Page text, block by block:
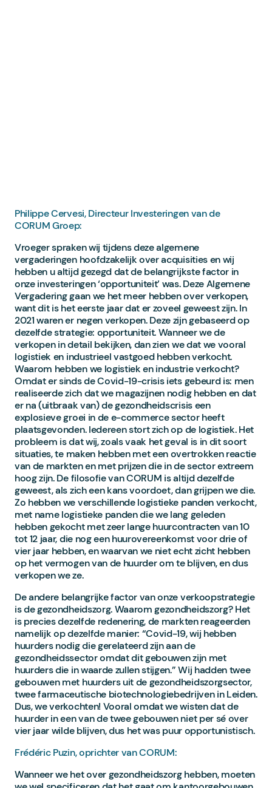
Philippe Cervesi, Directeur Investeringen van de
CORUM Groep:
Vroeger spraken wij tijdens deze algemene
vergaderingen hoofdzakelijk over acquisities en wij
hebben u altijd gezegd dat de belangrijkste factor in
onze investeringen ‘opportuniteit’ was. Deze Algemene
Vergadering gaan we het meer hebben over verkopen,
want dit is het eerste jaar dat er zoveel geweest zijn. In
2021 waren er negen verkopen. Deze zijn gebaseerd op
dezelfde strategie: opportuniteit. Wanneer we de
verkopen in detail bekijken, dan zien we dat we vooral
logistiek en industrieel vastgoed hebben verkocht.
Waarom hebben we logistiek en industrie verkocht?
Omdat er sinds de Covid-19-crisis iets gebeurd is: men
realiseerde zich dat we magazijnen nodig hebben en dat
er na (uitbraak van) de gezondheidscrisis een
explosieve groei in de e-commerce sector heeft
plaatsgevonden. Iedereen stort zich op de logistiek. Het
probleem is dat wij, zoals vaak het geval is in dit soort
situaties, te maken hebben met een overtrokken reactie
van de markten en met prijzen die in de sector extreem
hoog zijn. De filosofie van CORUM is altijd dezelfde
geweest, als zich een kans voordoet, dan grijpen we die.
Zo hebben we verschillende logistieke panden verkocht,
met name logistieke panden die we lang geleden
hebben gekocht met zeer lange huurcontracten van 10
tot 12 jaar, die nog een huurovereenkomst voor drie of
vier jaar hebben, en waarvan we niet echt zicht hebben
op het vermogen van de huurder om te blijven, en dus
verkopen we ze.
De andere belangrijke factor van onze verkoopstrategie
is de gezondheidszorg. Waarom gezondheidszorg? Het
is precies dezelfde redenering, de markten reageerden
namelijk op dezelfde manier: “Covid-19, wij hebben
huurders nodig die gerelateerd zijn aan de
gezondheidssector omdat dit gebouwen zijn met
huurders die in waarde zullen stijgen.” Wij hadden twee
gebouwen met huurders uit de gezondheidszorgsector,
twee farmaceutische biotechnologiebedrijven in Leiden.
Dus, we verkochten! Vooral omdat we wisten dat de
huurder in een van de twee gebouwen niet per sé over
vier jaar wilde blijven, dus het was puur opportunistisch.
Frédéric Puzin, oprichter van CORUM:
Wanneer we het over gezondheidszorg hebben, moeten